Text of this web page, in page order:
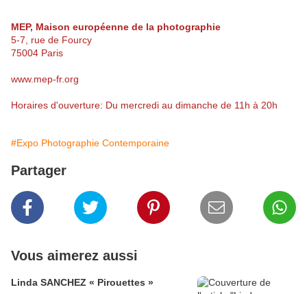
MEP, Maison européenne de la photographie
5-7, rue de Fourcy
75004 Paris
www.mep-fr.org
Horaires d'ouverture: Du mercredi au dimanche de 11h à 20h
#Expo Photographie Contemporaine
Partager
Vous aimerez aussi
Linda SANCHEZ « Pirouettes »